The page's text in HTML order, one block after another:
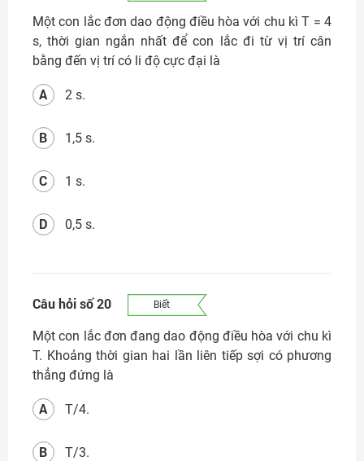
Một con lắc đơn dao động điều hòa với chu kì T = 4
s, thời gian ngắn nhất để con lắc đi từ vị trí cân
bằng đến vị trí có li độ cực đại là
2 s.
A
1,5 s.
B
1 s.
C
0,5 s.
D
Câu hỏi số 20 Biết
Một con lắc đơn đang dao động điều hòa với chu kì
T. Khoảng thời gian hai lần liên tiếp sợi có phương
thẳng đứng là
T/4.
A
T/3.
B